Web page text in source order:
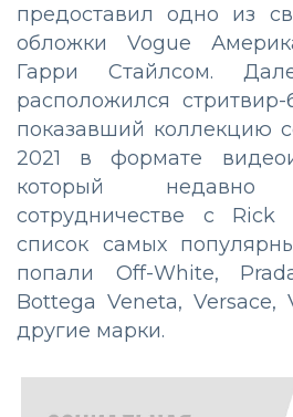
предоставил одно из
обложки Vogue
Гарри Стайлсом.
расположился
показавший коллекцию
2021 в формате
который
сотрудничестве с
список самых
попали Off-White,
Bottega Veneta, Versace,
другие марки.